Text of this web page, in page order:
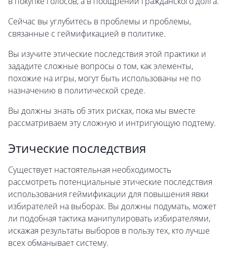
Сейчас вы углубитесь в проблемы и проблемы,
связанные с геймификацией в политике.
Вы изучите этические последствия этой практики и
зададите сложные вопросы о том, как элементы,
похожие на игры, могут быть использованы не по
назначению в политической среде.
Вы должны знать об этих рисках, пока мы вместе
рассматриваем эту сложную и интригующую подтему.
Этические последствия
Существует настоятельная необходимость
рассмотреть потенциальные этические последствия
использования геймификации для повышения явки
избирателей на выборах. Вы должны подумать, может
ли подобная тактика манипулировать избирателями,
искажая результаты выборов в пользу тех, кто лучше
всех обманывает систему.